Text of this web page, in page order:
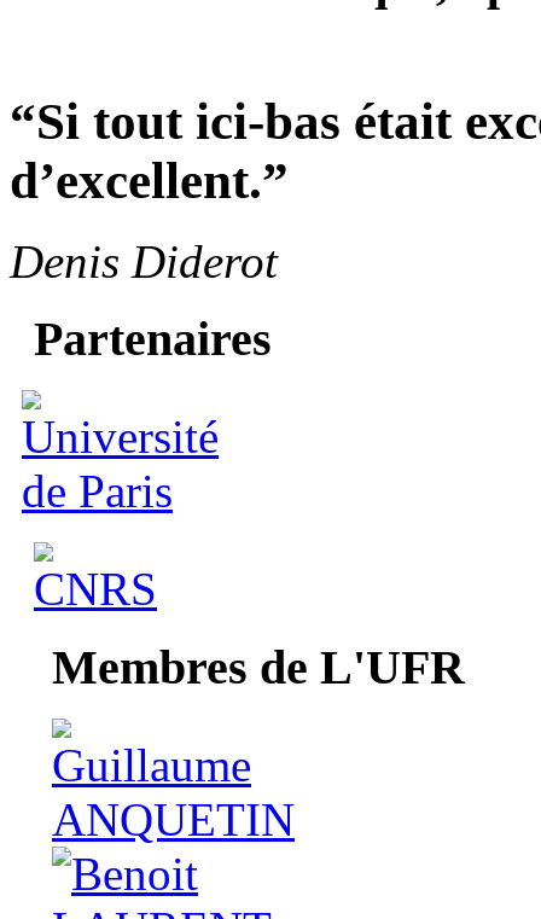
“Si tout ici-bas était
d’excellent.”
Denis Diderot
Partenaires
Membres de L'UFR